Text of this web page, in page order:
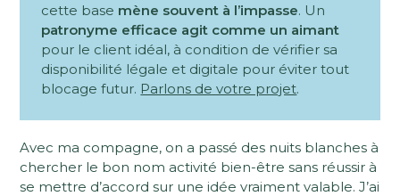
cette base mène souvent à l’impasse. Un
patronyme efficace agit comme un aimant
pour le client idéal, à condition de vérifier sa
disponibilité légale et digitale pour éviter tout
blocage futur. Parlons de votre projet.
Avec ma compagne, on a passé des nuits blanches à
chercher le bon nom activité bien-être sans réussir à
se mettre d’accord sur une idée vraiment valable. J’ai